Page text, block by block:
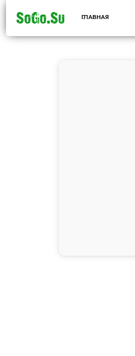
SoGo.Su ГЛАВНАЯ